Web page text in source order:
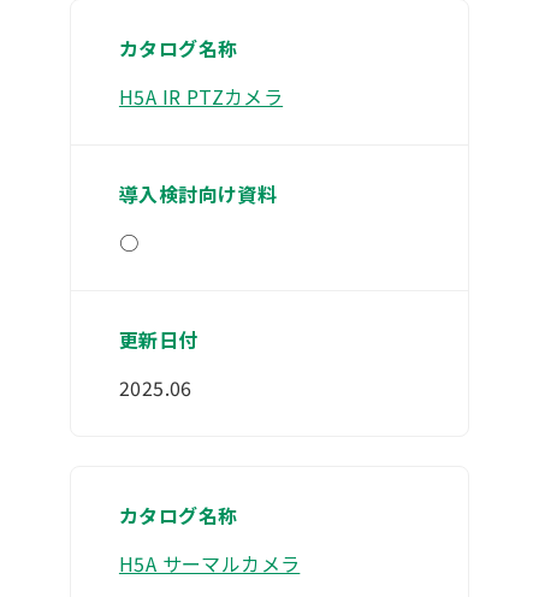
H5A IR PTZカメラ
○
2025.06
H5A サーマルカメラ